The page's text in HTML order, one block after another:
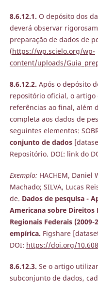
8.6.12.1. O depósito dos
deverá observar
preparação de dados de
(https://wp.scielo.org/wp-
content/uploads/
8.6.12.2. Após o depósito
repositório oficial, o
referências ao final, além
completa aos dados de
seguintes elementos:
conjunto de dados
Repositório. DOI: link do
Exemplo: HACHEM, Daniel
Machado; SILVA, Lucas
de. Dados de pesquisa -
Americana sobre Direitos
Regionais Federais
empírica. Figshare
DOI: https://doi.org/
8.6.12.3. Se o artigo
subconjunto de dados,